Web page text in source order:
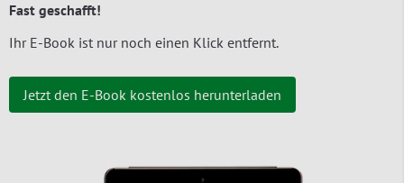
Fast geschafft!
Ihr E-Book ist nur noch einen Klick entfernt.
Jetzt den E-Book kostenlos herunterladen